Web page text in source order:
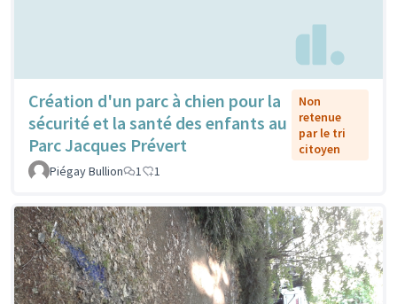
Création d'un parc à chien pour la
sécurité et la santé des enfants au
Parc Jacques Prévert
Non
retenue
par le tri
citoyen
Piégay Bullion
1 1